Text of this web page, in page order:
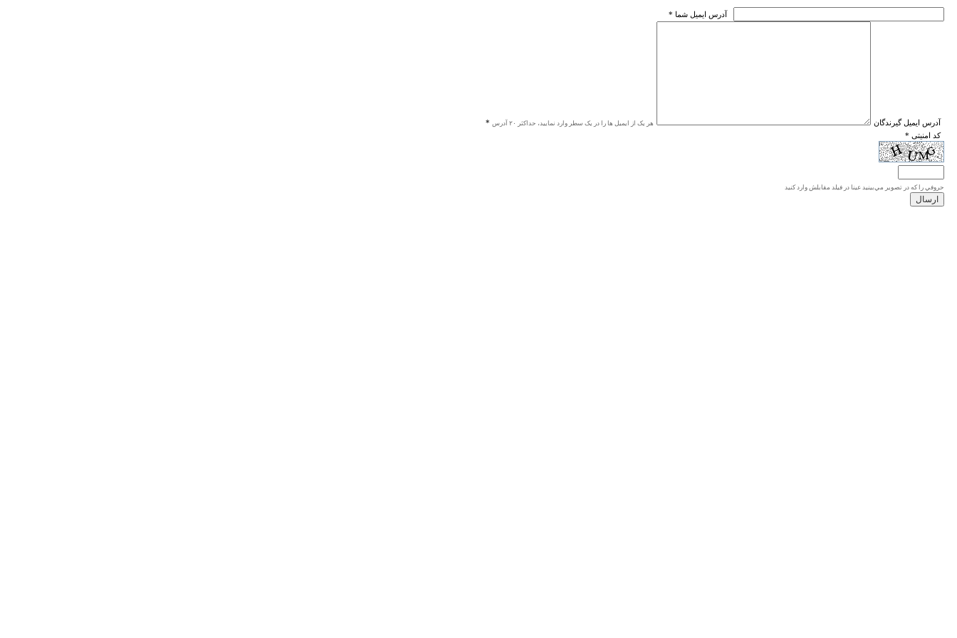
* آدرس ايميل شما
* آدرس ايميل گيرندگان هر یک از ایمیل ها را در یک سطر وارد نمایید، حداکثر ۲۰ آدرس
* کد امنیتی
حروفي را كه در تصوير مي‌بينيد عينا در فيلد مقابلش وارد كنيد